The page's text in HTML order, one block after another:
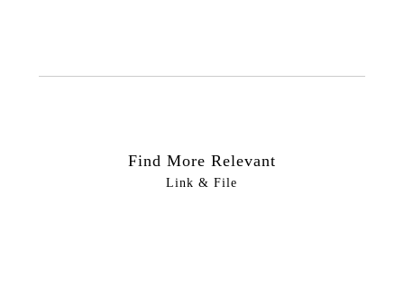
Find More Relevant
Link & File